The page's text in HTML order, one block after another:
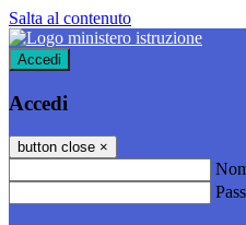
Salta al contenuto
Accedi
Accedi
button close ×